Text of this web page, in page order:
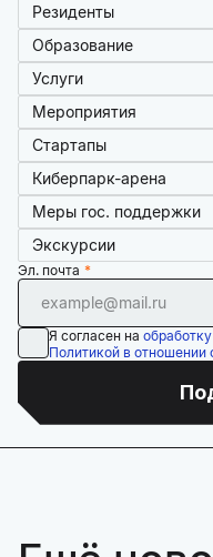
Резиденты
Образование
Услуги
Мероприятия
Стартапы
Киберпарк-арена
Меры гос. поддержки
Экскурсии
Эл. почта
Я согласен на
Политикой в отношении